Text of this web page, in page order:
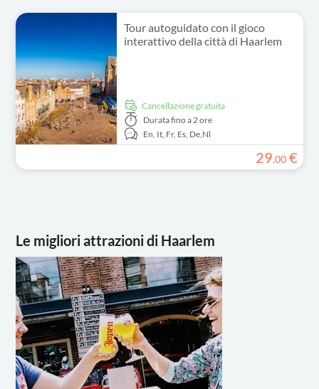
Tour autoguidato con il gioco
interattivo della città di Haarlem
Cancellazione gratuita
Duratafino a 2 ore
En, It, Fr, Es, De,Nl
29,00 €
Le migliori attrazioni di Haarlem